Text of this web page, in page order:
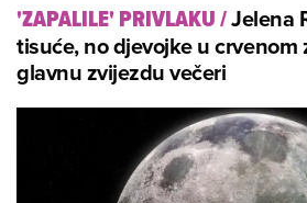
'ZAPALILE' PRIVLAKU/Jelena
tisuće, no djevojke u crvenom
glavnu zvijezdu večeri